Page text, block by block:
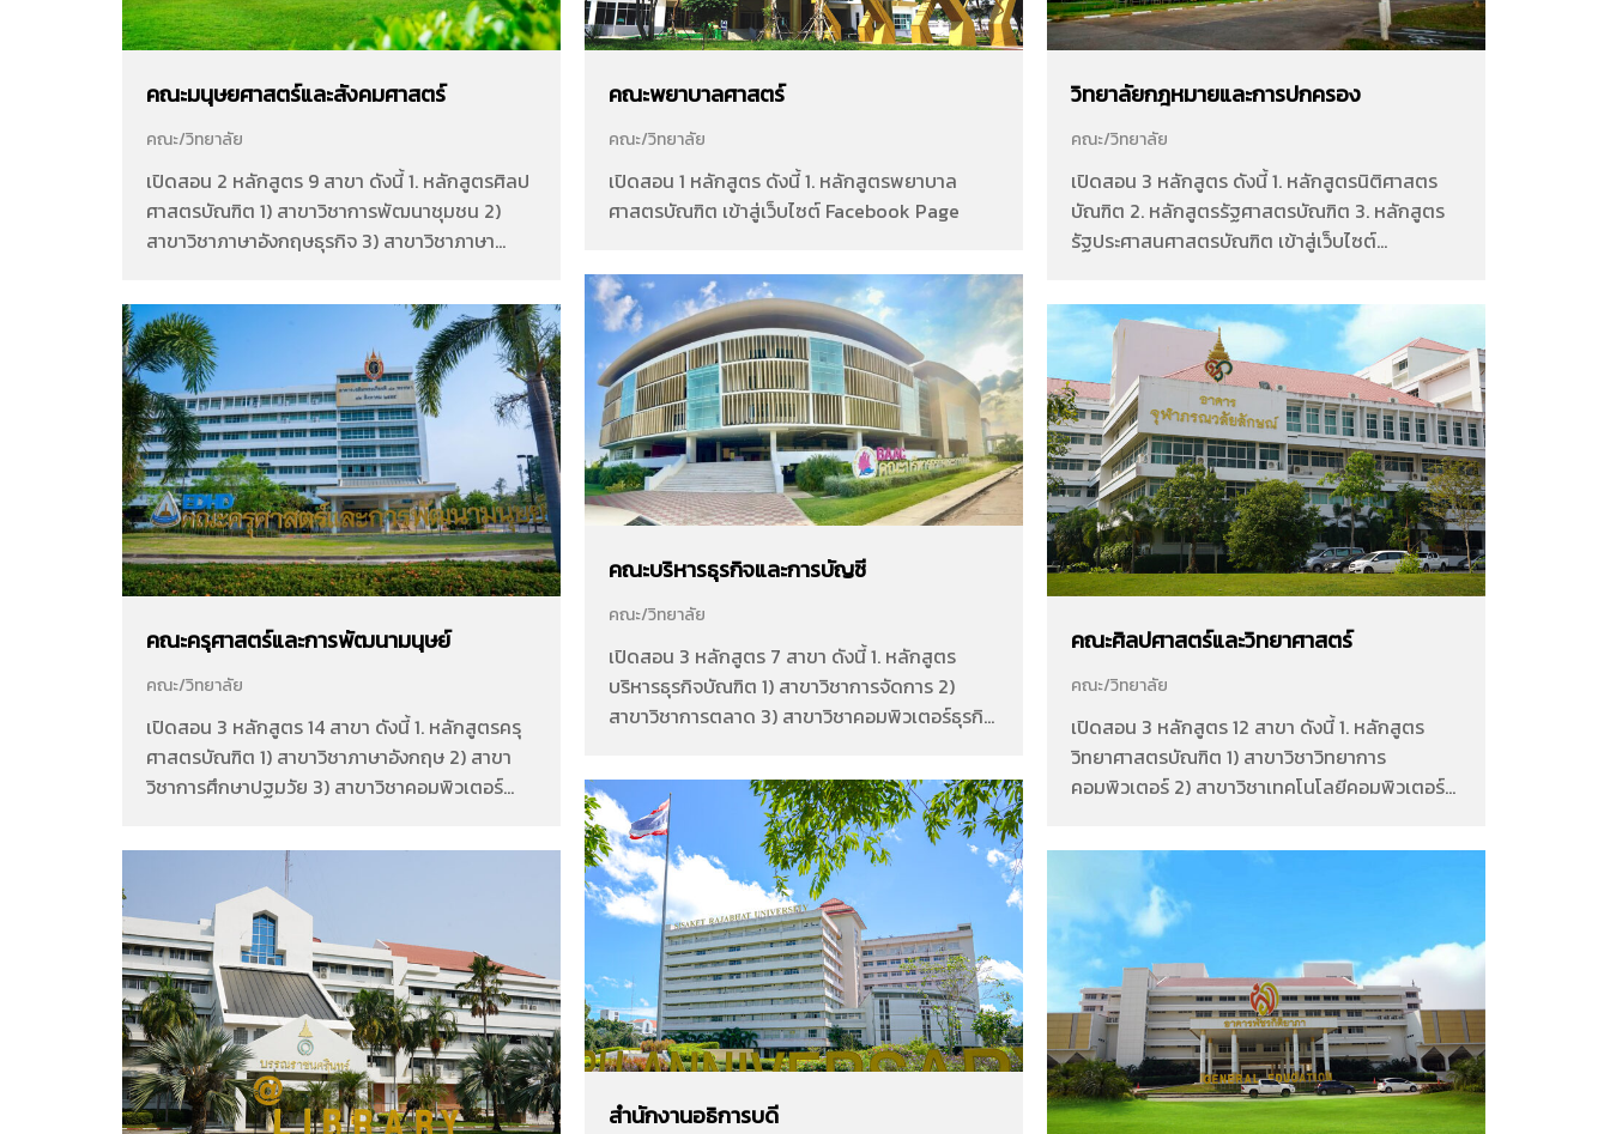
คณะมนุษยศาสตร์และสังคมศาสตร์
คณะ/วิทยาลัย
เปิดสอน 2 หลักสูตร 9 สาขา ดังนี้ 1. หลักสูตรศิลป
ศาสตรบัณฑิต 1) สาขาวิชาการพัฒนาชุมชน 2)
สาขาวิชาภาษาอังกฤษธุรกิจ 3) สาขาวิชาภาษา
สารสนเทศดิจิทัล 6) สาขาวิชาศิลปะและการ
ออกแบบ 7) สาขาวิชาประวัติศาสตร์ 8) สาขาวิชา
ภาษาไทยเพื่อการสื่อสาร 2. หลักสูตรนิเทศาสตร
บัณฑิต 1) สาขาวิชานิเทศศาสตร์ เข้าสู่เว็บไซต์
Facebook Page
คณะพยาบาลศาสตร์
คณะ/วิทยาลัย
เปิดสอน 1 หลักสูตร ดังนี้ 1. หลักสูตรพยาบาล
ศาสตรบัณฑิต เข้าสู่เว็บไซต์ Facebook Page
วิทยาลัยกฎหมายและการปกครอง
คณะ/วิทยาลัย
เปิดสอน 3 หลักสูตร ดังนี้ 1. หลักสูตรนิติศาสตร
บัณฑิต 2. หลักสูตรรัฐศาสตรบัณฑิต 3. หลักสูตร
รัฐประศาสนศาสตรบัณฑิต เข้าสู่เว็บไซต์
คณะบริหารธุรกิจและการบัญชี
คณะ/วิทยาลัย
เปิดสอน 3 หลักสูตร 7 สาขา ดังนี้ 1. หลักสูตร
บริหารธุรกิจบัณฑิต 1) สาขาวิชาการจัดการ 2)
สาขาวิชาการตลาด 3) สาขาวิชาคอมพิวเตอร์ธุรกิจ
5) สาขาวิชาการจัดการธุรกิจการค้าสมัยใหม่ 1.
หลักสูตรบัญชีบัณฑิต 1) สาขาวิชาบัญชี 3.
หลักสูตรศิลปศาสตรบัณฑิต 1) สาขาวิชาการท่อง
เที่ยวและการโรงแรม เข้าสู่เว็บไซต์ Facebook
Page
คณะครุศาสตร์และการพัฒนามนุษย์
คณะ/วิทยาลัย
เปิดสอน 3 หลักสูตร 14 สาขา ดังนี้ 1. หลักสูตรครุ
ศาสตรบัณฑิต 1) สาขาวิชาภาษาอังกฤษ 2) สาขา
วิชาการศึกษาปฐมวัย 3) สาขาวิชาคอมพิวเตอร์
ศึกษา 6) สาขาวิชาภาษาไทย 7) สาขาวิชา
สังคมศึกษา 8) สาขาวิชาวิทยาศาสตร์ทั่วไป 9)
สาขาวิชาพลศึกษา 10) สาขาวิชาดนตรีศึกษา 11)
สาขาวิชาการสอนภาษาจีน 12) สาขาวิชนาฏศิลป์
ศึกษา 2. หลักสูตรครุศาสตรมหาบัณฑิต 1) สาขา
การบริหารการศึกษา 3. หลักสูตรครุศาสตร
ดุษฎีบันฑิต 1) สาขาวิชาการบริหารการศึกษา …
คณะศิลปศาสตร์และวิทยาศาสตร์
คณะ/วิทยาลัย
เปิดสอน 3 หลักสูตร 12 สาขา ดังนี้ 1. หลักสูตร
วิทยาศาสตรบัณฑิต 1) สาขาวิชาวิทยาการ
คอมพิวเตอร์ 2) สาขาวิชาเทคโนโลยีคอมพิวเตอร์
วิชาวิทยาศาสตร์การกีฬา 5) สาขาวิชาเทคโนโลยี
การเกษตร 6) สาขาวิชาเทคโนโลยีและนวัตกรรม
อาหาร 7) สาขาวิชาอาชีวอนามัยและความปลอดภัย
2. หลักสูตรวิศวกรรมศาสตรบัณฑิต 1) สาขาวิชา
วิศวกรรมซอฟต์แวร์ 2) สาขาวิชาวิศวกรรมโลจิสติ
กส์ 3) สาขาวิชาวิศวกรรมการจัดการอุตสาหกรรม
และสิ่งแวดล้อม 3. หลักสูตรเทคโนโลยีบัณฑิต 1)
สาขาวิชาการออกแบบผลิตภัณฑ์และนวัตกรรมวัสดุ
2) สาขาวิชาเทคโนโลยีโยธาและสถาปัตยกรรม เข้า
สู่เว็บไซต์ Facebook Page
สำนักงานอธิการบดี